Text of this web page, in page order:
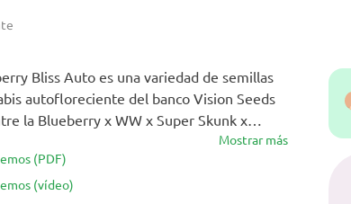
Bliss Auto es una variedad de semillas
autofloreciente del banco Vision Seeds
la Blueberry x WW x Super Skunk x
Sencilla, tiene un cultivo y un subidón que
bendición. Produce resinosos cogollos
sabor a frutos del bosque y efecto tan
Mostrar más
(PDF)
(vídeo)